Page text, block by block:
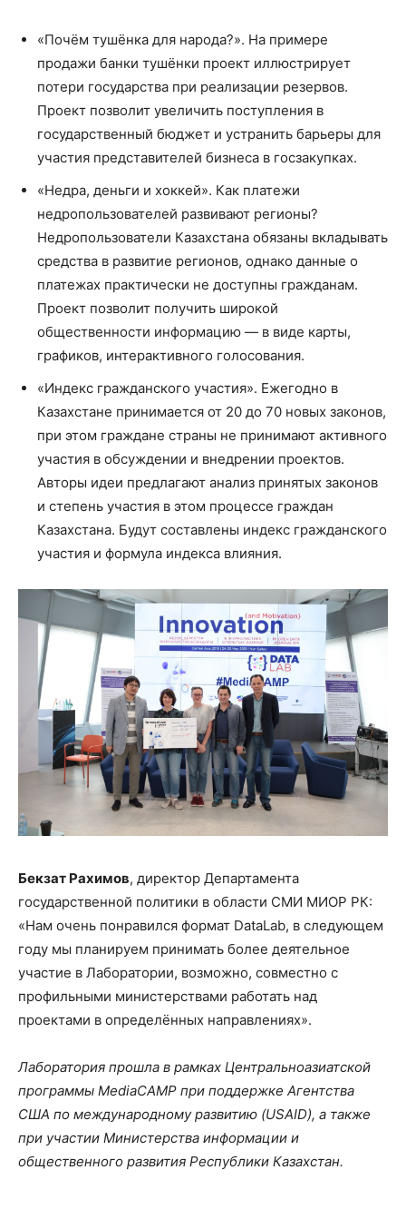
«Почём тушёнка для народа?». На примере
продажи банки тушёнки проект иллюстрирует
потери государства при реализации резервов.
Проект позволит увеличить поступления в
государственный бюджет и устранить барьеры для
участия представителей бизнеса в госзакупках.
«Недра, деньги и хоккей». Как платежи
недропользователей развивают регионы?
Недропользователи Казахстана обязаны вкладывать
средства в развитие регионов, однако данные о
платежах практически не доступны гражданам.
Проект позволит получить широкой
общественности информацию — в виде карты,
графиков, интерактивного голосования.
«Индекс гражданского участия». Ежегодно в
Казахстане принимается от 20 до 70 новых законов,
при этом граждане страны не принимают активного
участия в обсуждении и внедрении проектов.
Авторы идеи предлагают анализ принятых законов
и степень участия в этом процессе граждан
Казахстана. Будут составлены индекс гражданского
участия и формула индекса влияния.
Бекзат Рахимов, директор Департамента
государственной политики в области СМИ МИОР РК:
«Нам очень понравился формат DataLab, в следующем
году мы планируем принимать более деятельное
участие в Лаборатории, возможно, совместно с
профильными министерствами работать над
проектами в определённых направлениях».
Лаборатория прошла в рамках Центральноазиатской
программы MediaCAMP при поддержке Агентства
США по международному развитию (USAID), а также
при участии Министерства информации и
общественного развития Республики Казахстан.